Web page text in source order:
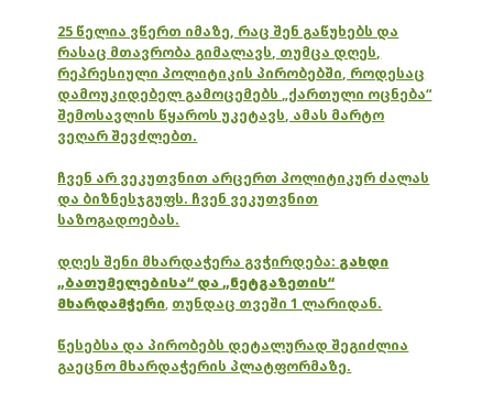
25 წელია ვწერთ იმაზე, რაც შენ გაწუხებს და
რასაც მთავრობა გიმალავს, თუმცა დღეს,
რეპრესიული პოლიტიკის პირობებში, როდესაც
დამოუკიდებელ გამოცემებს „ქართული ოცნება“
შემოსავლის წყაროს უკეტავს, ამას მარტო
ვეღარ შევძლებთ.
ჩვენ არ ვეკუთვნით არცერთ პოლიტიკურ ძალას
და ბიზნესჯგუფს. ჩვენ ვეკუთვნით
საზოგადოებას.
დღეს შენი მხარდაჭერა გვჭირდება: გახდი
„ბათუმელებისა“ და „ნეტგაზეთის“
მხარდამჭერი, თუნდაც თვეში 1 ლარიდან.
წესებსა და პირობებს დეტალურად შეგიძლია
გაეცნო მხარდაჭერის პლატფორმაზე.